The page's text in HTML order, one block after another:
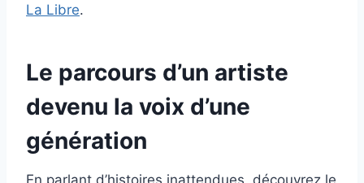
La Libre.
Le parcours d’un artiste
devenu la voix d’une
génération
En parlant d’histoires inattendues, découvrez le